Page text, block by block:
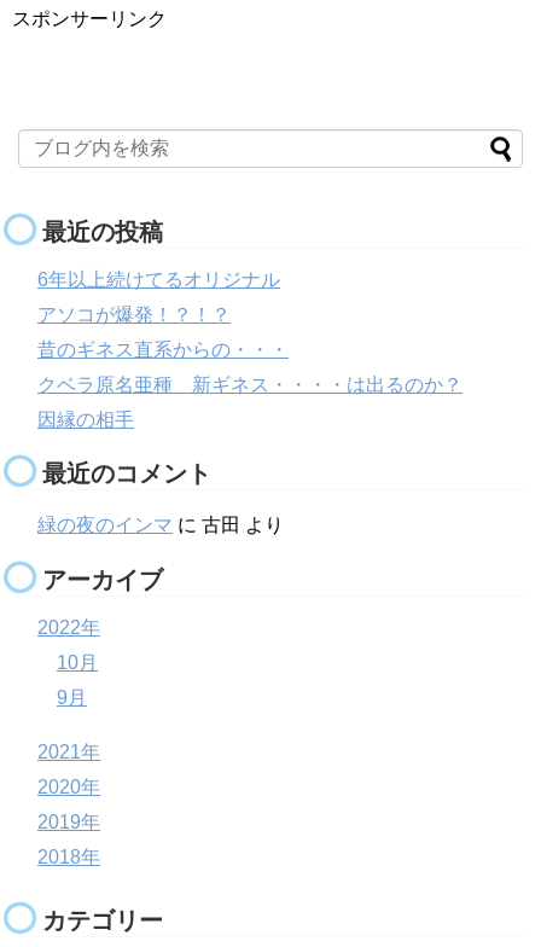
スポンサーリンク
最近の投稿
6年以上続けてるオリジナル
アソコが爆発！？！？
昔のギネス直系からの・・・
クベラ原名亜種 新ギネス・・・・は出るのか？
因縁の相手
最近のコメント
緑の夜のインマ に 古田 より
アーカイブ
2022年
10月
9月
2021年
2020年
2019年
2018年
カテゴリー